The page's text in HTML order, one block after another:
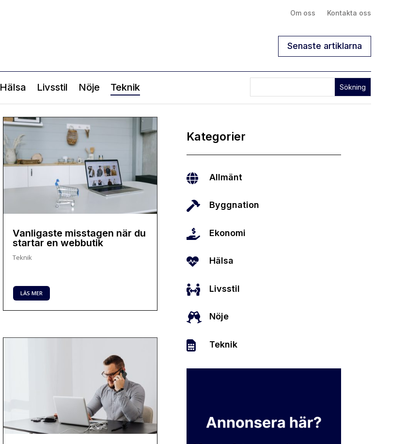
Om oss Kontakta oss
Senaste artiklarna
Hälsa Livsstil Nöje Teknik
Vanligaste misstagen när du
startar en webbutik
Teknik
LÄS MER
Kategorier
 Allmänt
 Byggnation
 Ekonomi
 Hälsa
 Livsstil
 Nöje
 Teknik